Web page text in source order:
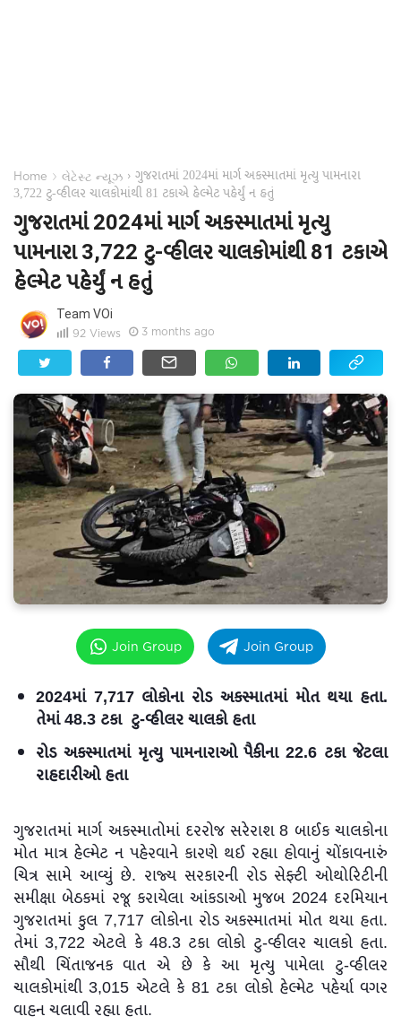
Home › લેટેસ્ટ ન્યૂઝ › ગુજરાતમાં 2024માં માર્ગ અકસ્માતમાં મૃત્યુ પામનારા
3,722 ટુ-વ્હીલર ચાલકોમાંથી 81 ટકાએ હેલ્મેટ પહેર્યું ન હતું
ગુજરાતમાં 2024માં માર્ગ અકસ્માતમાં મૃત્યુ
પામનારા 3,722 ટુ-વ્હીલર ચાલકોમાંથી 81 ટકાએ
હેલ્મેટ પહેર્યું ન હતું
Team VOi
92 Views 3 months ago
Join Group Join Group
2024માં 7,717 લોકોના રોડ અકસ્માતમાં મોત થયા હતા.
તેમાં 48.3 ટકા ટુ-વ્હીલર ચાલકો હતા
રોડ અકસ્માતમાં મૃત્યુ પામનારાઓ પૈકીના 22.6 ટકા જેટલા
રાહદારીઓ હતા
ગુજરાતમાં માર્ગ અકસ્માતોમાં દરરોજ સરેરાશ 8 બાઈક ચાલકોના
મોત માત્ર હેલ્મેટ ન પહેરવાને કારણે થઈ રહ્યા હોવાનું ચોંકાવનારું
ચિત્ર સામે આવ્યું છે. રાજ્ય સરકારની રોડ સેફ્ટી ઓથોરિટીની
સમીક્ષા બેઠકમાં રજૂ કરાયેલા આંકડાઓ મુજબ 2024 દરમિયાન
ગુજરાતમાં કુલ 7,717 લોકોના રોડ અકસ્માતમાં મોત થયા હતા.
તેમાં 3,722 એટલે કે 48.3 ટકા લોકો ટુ-વ્હીલર ચાલકો હતા.
સૌથી ચિંતાજનક વાત એ છે કે આ મૃત્યુ પામેલા ટુ-વ્હીલર
ચાલકોમાંથી 3,015 એટલે કે 81 ટકા લોકો હેલ્મેટ પહેર્યા વગર
વાહન ચલાવી રહ્યા હતા.